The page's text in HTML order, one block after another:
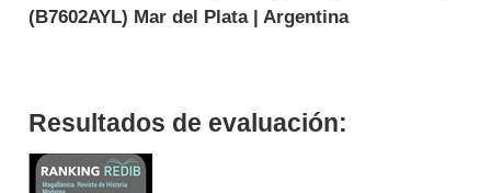
(B7602AYL) Mar del Plata | Argentina
Resultados de evaluación: